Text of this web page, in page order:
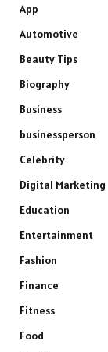
App
Automotive
Beauty Tips
Biography
Business
businessperson
Celebrity
Digital Marketing
Education
Entertainment
Fashion
Finance
Fitness
Food